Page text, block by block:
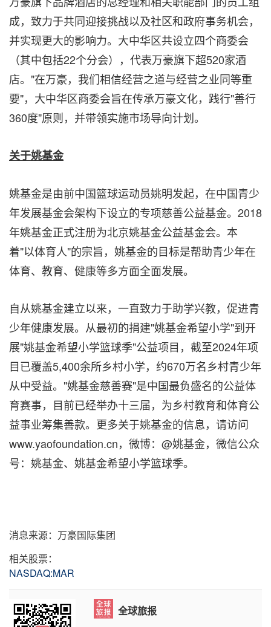
成，致力于共同迎接挑战以及社区和政府事务机会，
并实现更大的影响力。大中华区共设立四个商委会
（其中包括22个分会），代表万豪旗下超520家酒
店。"在万豪，我们相信经营之道与经营之业同等重
要"，大中华区商委会旨在传承万豪文化，践行"善行
360度"原则，并带领实施市场导向计划。
关于姚基金
姚基金是由前中国篮球运动员姚明发起，在中国青少
年发展基金会架构下设立的专项慈善公益基金。2018
年姚基金正式注册为北京姚基金公益基金会。本
着"以体育人"的宗旨，姚基金的目标是帮助青少年在
体育、教育、健康等多方面全面发展。
自从姚基金建立以来，一直致力于助学兴教，促进青
少年健康发展。从最初的捐建"姚基金希望小学"到开
展"姚基金希望小学篮球季"公益项目，截至2024年项
目已覆盖5,400余所乡村小学，约670万名乡村青少年
从中受益。"姚基金慈善赛"是中国最负盛名的公益体
育赛事，目前已经举办十三届，为乡村教育和体育公
益事业筹集善款。更多关于姚基金的信息，请访问
www.yaofoundation.cn，微博：@姚基金，微信公众
号：姚基金、姚基金希望小学篮球季。
消息来源：万豪国际集团
相关股票：
NASDAQ:MAR
全球旅报